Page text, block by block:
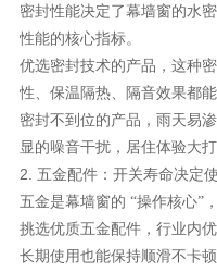
密封性能决定了幕墙窗的水
性能的核心指标。
优选密封技术的产品，这种
性、保温隔热、隔音效果都
密封不到位的产品，雨天易
显的噪音干扰，居住体验大打
2. 五金配件：开关寿命决定
五金是幕墙窗的 “操作核心”
挑选优质五金配件，行业内
长期使用也能保持顺滑不卡顿